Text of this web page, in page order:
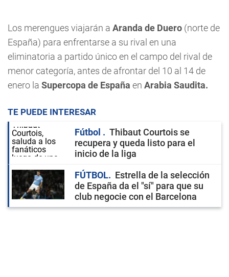
Los merengues viajarán a Aranda de Duero (norte de
España) para enfrentarse a su rival en una
eliminatoria a partido único en el campo del rival de
menor categoría, antes de afrontar del 10 al 14 de
enero la Supercopa de España en Arabia Saudita.
TE PUEDE INTERESAR
Fútbol
Thibaut Courtois se
recupera y queda listo para el
inicio de la liga
FÚTBOL
Estrella de la selección
de España da el "sí" para que su
club negocie con el Barcelona